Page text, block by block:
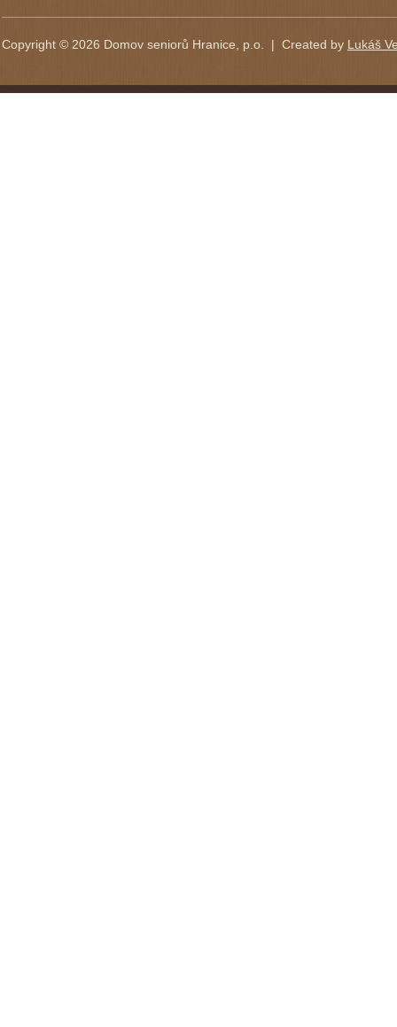
Copyright © 2026 Domov seniorů Hranice, p.o. | Created by Lukáš